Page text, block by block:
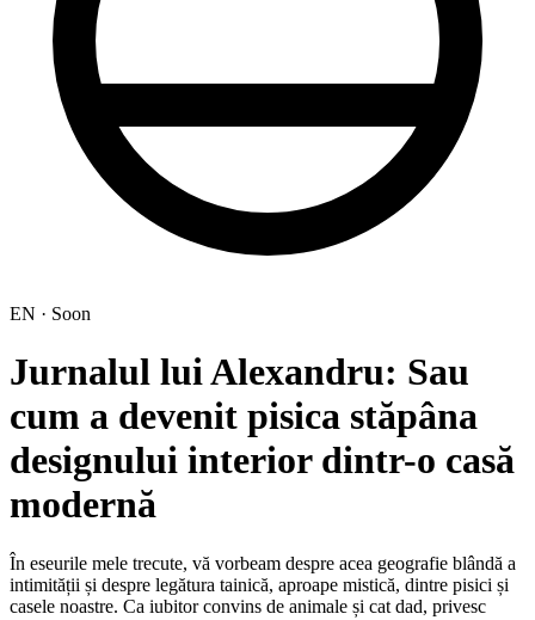
EN · Soon
Jurnalul lui Alexandru: Sau
cum a devenit pisica stăpâna
designului interior dintr-o casă
modernă
În eseurile mele trecute, vă vorbeam despre acea geografie blândă a
intimității și despre legătura tainică, aproape mistică, dintre pisici și
casele noastre. Ca iubitor convins de animale și cat dad, privesc